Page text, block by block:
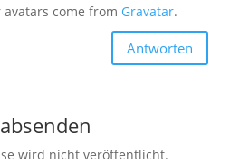
avatars come from Gravatar.
Antworten
wird nicht veröffentlicht.